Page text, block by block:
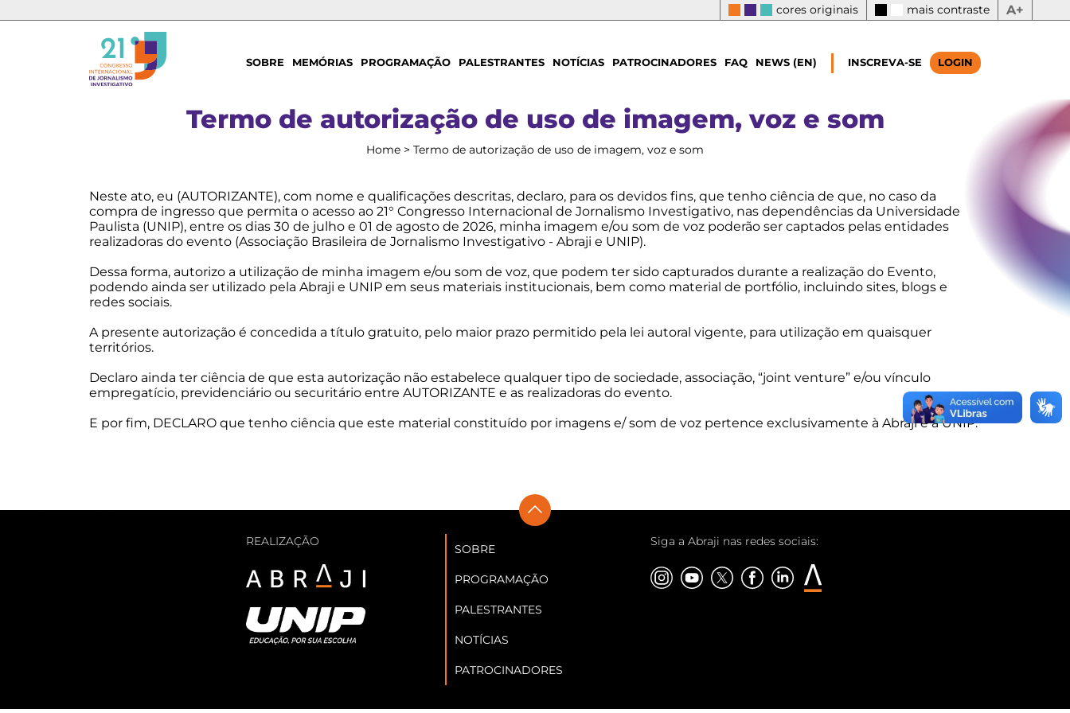
cores originais mais contraste A+
SOBRE MEMÓRIAS PROGRAMAÇÃO PALESTRANTES NOTÍCIAS PATROCINADORES FAQ NEWS (EN) INSCREVA-SE LOGIN
Termo de autorização de uso de imagem, voz e som
Home > Termo de autorização de uso de imagem, voz e som
Neste ato, eu (AUTORIZANTE), com nome e qualificações descritas, declaro, para os devidos fins, que tenho ciência de que, no caso da
compra de ingresso que permita o acesso ao 21° Congresso Internacional de Jornalismo Investigativo, nas dependências da Universidade
Paulista (UNIP), entre os dias 30 de julho e 01 de agosto de 2026, minha imagem e/ou som de voz poderão ser captados pelas entidades
realizadoras do evento (Associação Brasileira de Jornalismo Investigativo - Abraji e UNIP).
Dessa forma, autorizo a utilização de minha imagem e/ou som de voz, que podem ter sido capturados durante a realização do Evento,
podendo ainda ser utilizado pela Abraji e UNIP em seus materiais institucionais, bem como material de portfólio, incluindo sites, blogs e
redes sociais.
A presente autorização é concedida a título gratuito, pelo maior prazo permitido pela lei autoral vigente, para utilização em quaisquer
territórios.
Declaro ainda ter ciência de que esta autorização não estabelece qualquer tipo de sociedade, associação, “joint venture” e/ou vínculo
empregatício, previdenciário ou securitário entre AUTORIZANTE e as realizadoras do evento.
E por fim, DECLARO que tenho ciência que este material constituído por imagens e/ som de voz pertence exclusivamente à Abraji e à UNIP.
REALIZAÇÃO
SOBRE
PROGRAMAÇÃO
PALESTRANTES
NOTÍCIAS
PATROCINADORES
Siga a Abraji nas redes sociais: